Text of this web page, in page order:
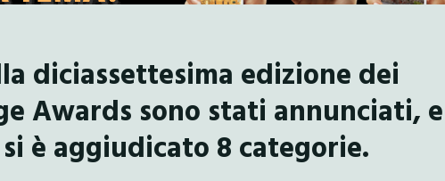
diciassettesima edizione dei
Awards sono stati annunciati,
è aggiudicato 8 categorie.